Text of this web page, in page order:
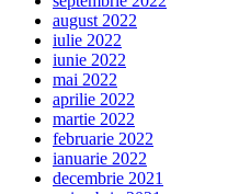
august 2022
iulie 2022
iunie 2022
mai 2022
aprilie 2022
martie 2022
februarie 2022
ianuarie 2022
decembrie 2021